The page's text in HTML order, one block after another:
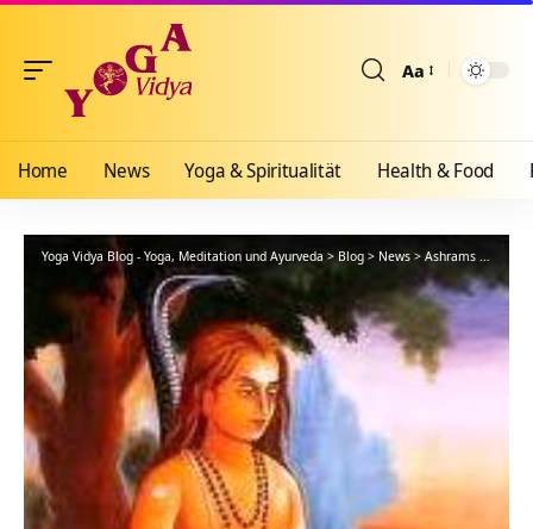
Aa
Home News Yoga & Spiritualität Health & Food
Yoga Vidya Blog - Yoga, Meditation und Ayurveda > Blog > News > Ashrams